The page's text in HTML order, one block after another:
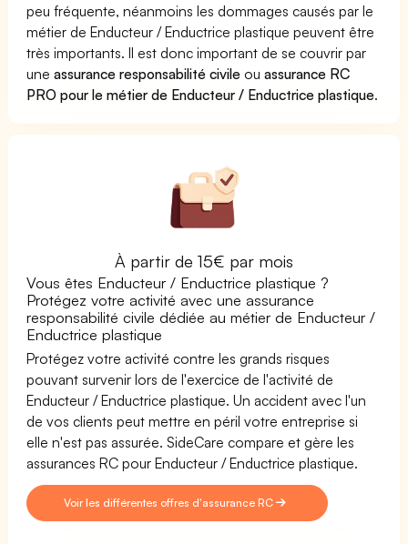
peu fréquente, néanmoins les dommages causés par le
métier de Enducteur / Enductrice plastique peuvent être
très importants. Il est donc important de se couvrir par
uneassurance responsabilité civile ouassurance RC
PRO pour le métier de Enducteur / Enductrice plastique.
À partir de 15€ par mois
Vous êtes Enducteur / Enductrice plastique ?
Protégez votre activité avec une assurance
responsabilité civile dédiée au métier de Enducteur /
Enductrice plastique
Protégez votre activité contre les grands risques
pouvant survenir lors de l'exercice de l'activité de
Enducteur / Enductrice plastique. Un accident avec l'un
de vos clients peut mettre en péril votre entreprise si
elle n'est pas assurée. SideCare compare et gère les
assurances RC pour Enducteur / Enductrice plastique.
Voir les différentes offres d'assurance RC